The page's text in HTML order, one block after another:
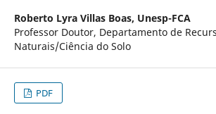
Roberto Lyra Villas Boas, Unesp-FCA
Professor Doutor, Departamento de
Naturais/Ciência do Solo
PDF